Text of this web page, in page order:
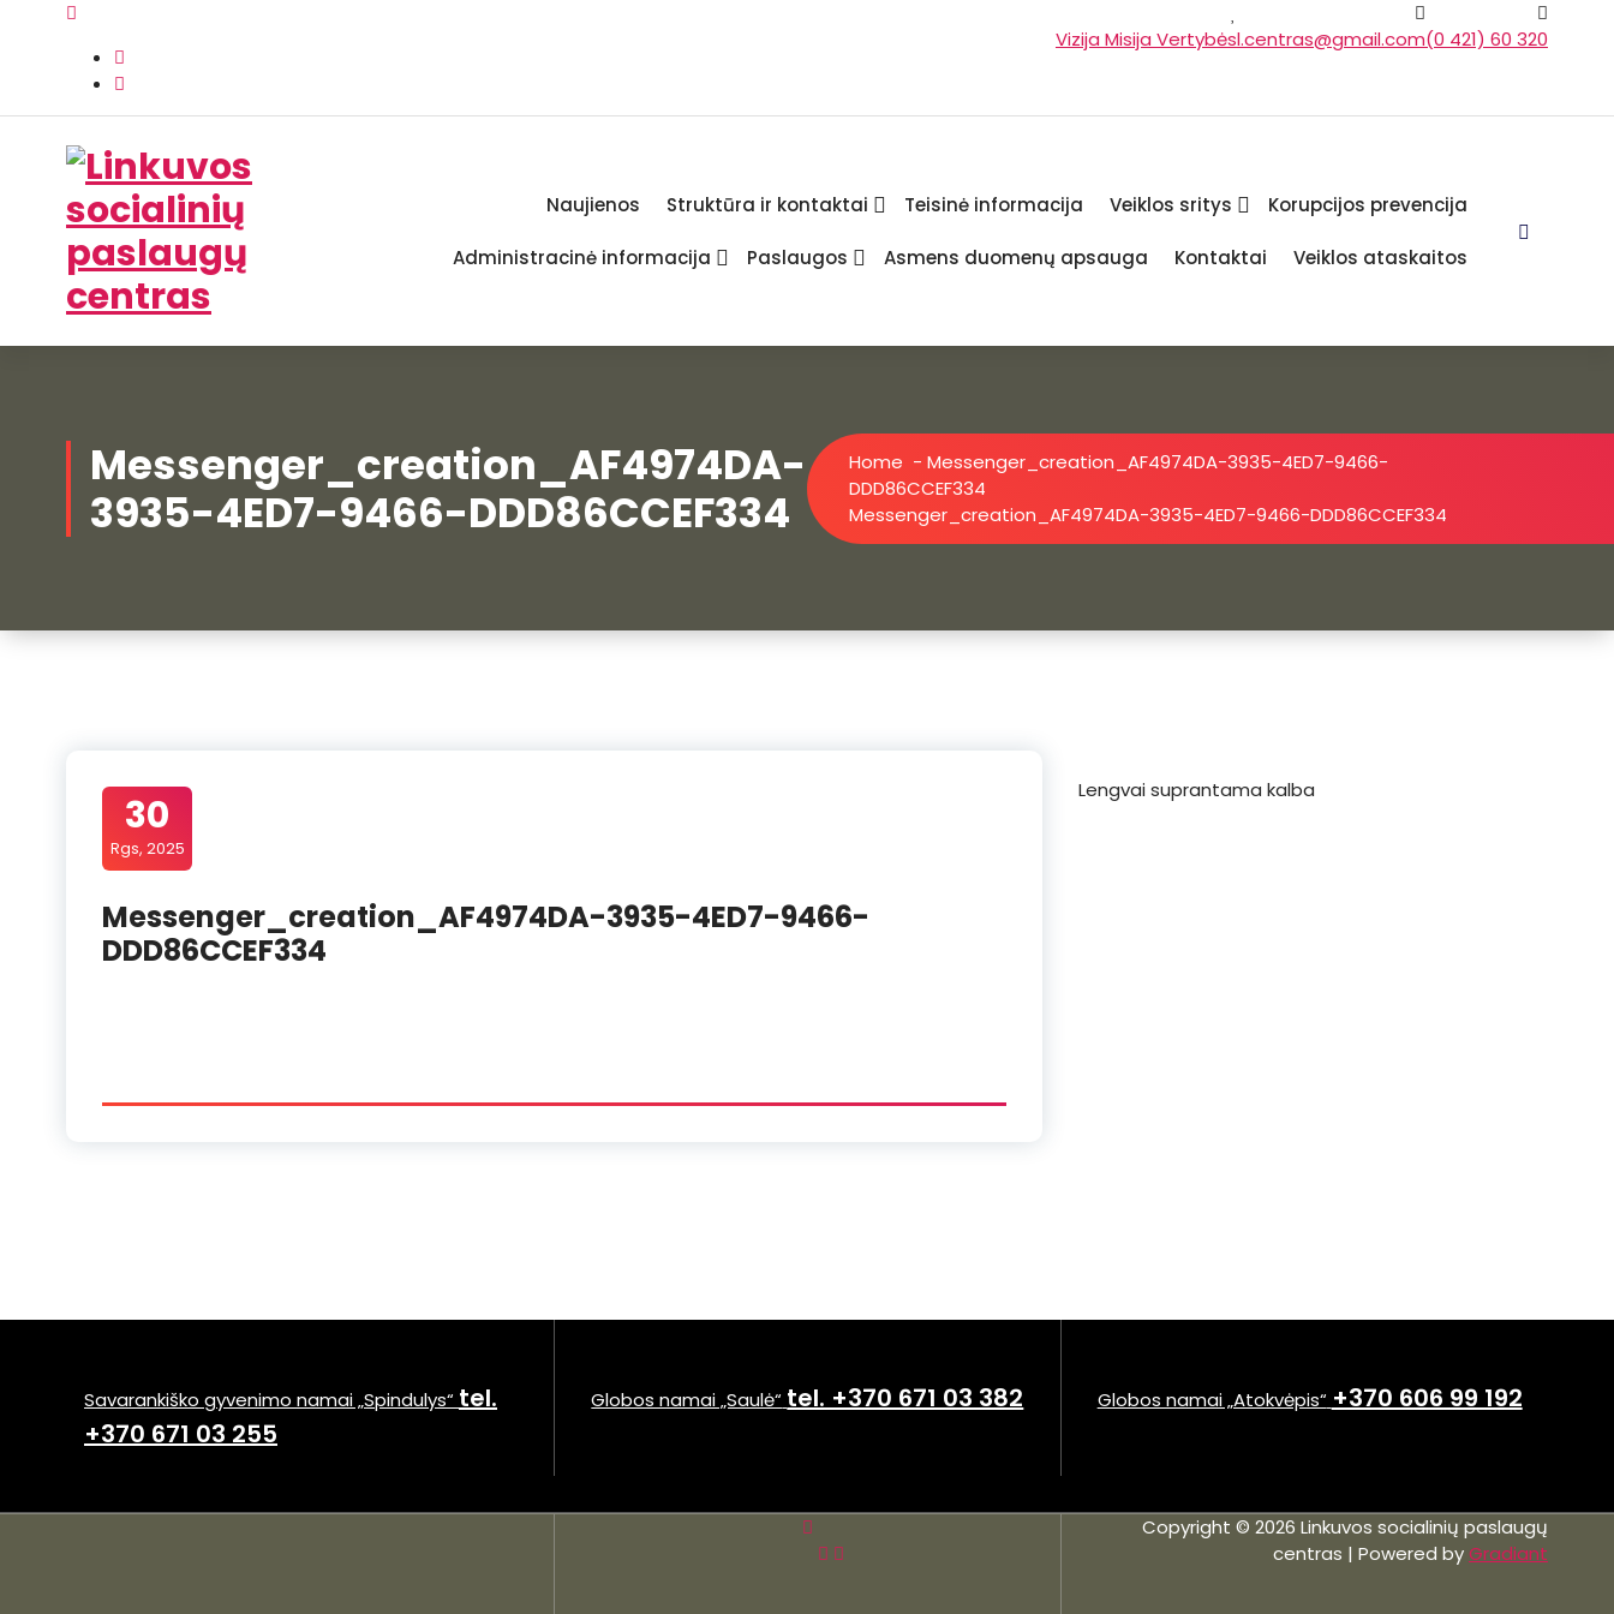
Vizija Misija Vertybėsl.centras@gmail.com(0 421) 60 320
Naujienos Struktūra ir kontaktai Teisinė informacija Veiklos sritys Korupcijos prevencija
Administracinė informacija Paslaugos Asmens duomenų apsauga Kontaktai Veiklos ataskaitos
Messenger_creation_AF4974DA-
3935-4ED7-9466-DDD86CCEF334
Home - Messenger_creation_AF4974DA-3935-4ED7-9466-
DDD86CCEF334
Messenger_creation_AF4974DA-3935-4ED7-9466-DDD86CCEF334
30
Rgs, 2025
Messenger_creation_AF4974DA-3935-4ED7-9466-
DDD86CCEF334
Lengvai suprantama kalba
Savarankiško gyvenimo namai „Spindulys“ tel.
+370 671 03 255
Globos namai „Saulė“ tel. +370 671 03 382 Globos namai „Atokvėpis“ +370 606 99 192
Copyright © 2026 Linkuvos socialinių paslaugų
centras | Powered byGradiant